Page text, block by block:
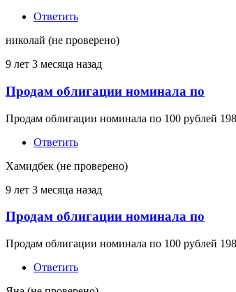
Ответить
николай (не проверено)
9 лет 3 месяца назад
Продам облигации номинала по
Продам облигации номинала по 100 рублей
Ответить
Хамидбек (не проверено)
9 лет 3 месяца назад
Продам облигации номинала по
Продам облигации номинала по 100 рублей
Ответить